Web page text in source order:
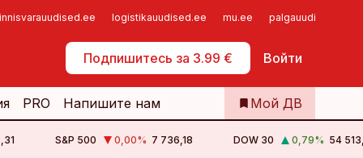
logistikauudised.ee mu.ee palgauudised.ee
Подпишитесь за 3.99 € Войти
Самообслуживание
PRO Напишите нам Мой ДВ
S&P 500 0,00% 7 736,18 DOW 30 0,79% 54